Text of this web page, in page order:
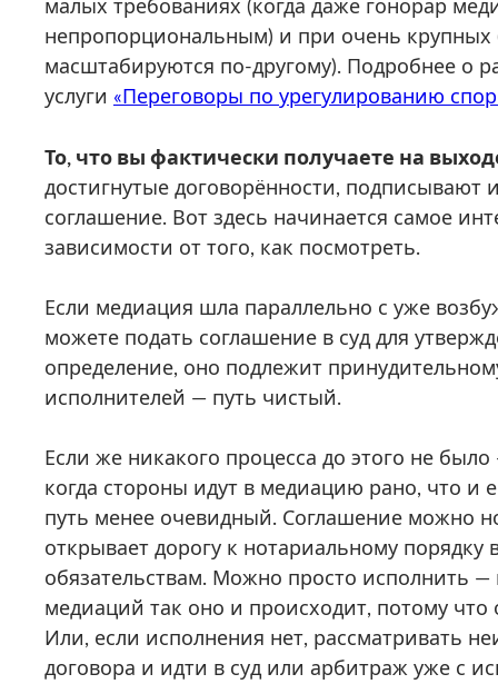
малых требованиях (когда даже гонорар
непропорциональным) и при очень крупных
масштабируются по-другому). Подробнее о
услуги «Переговоры по урегулированию
То, что вы фактически получаете на
достигнутые договорённости, подписывают
соглашение. Вот здесь начинается самое
зависимости от того, как посмотреть.
Если медиация шла параллельно с уже
можете подать соглашение в суд для
определение, оно подлежит
исполнителей — путь чистый.
Если же никакого процесса до этого не
когда стороны идут в медиацию рано, что и
путь менее очевидный. Соглашение можно
открывает дорогу к нотариальному
обязательствам. Можно просто исполнить
медиаций так оно и происходит, потому что
Или, если исполнения нет, рассматривать
договора и идти в суд или арбитраж уже с